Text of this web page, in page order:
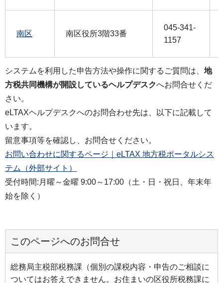
南区 南区役所3階33番
045-341-
1157
システムを利用した申告方法や操作に関するご質問は、 地
方税共同機構が開設しているヘルプデスクへお問合せくだ
さい。
eLTAXヘルプデスクへのお問合わせ先は、以下に記載して
います。
留意事項等を確認し、お問合せください。
お問い合わせに関するページ｜eLTAX 地方税ポータルシス
テム（外部サイト）
受付時間:月曜～金曜 9:00～17:00（土・日・祝日、年末年
始を除く）
このページへのお問合せ
総務局主税部税務課（個別の課税内容・申告のご相談に
ついてはお答えできません。お住まいの区役所税務課に